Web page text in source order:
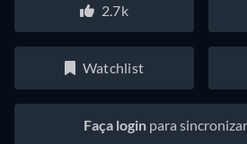
2.7k
Watchlist
Faça loginpara